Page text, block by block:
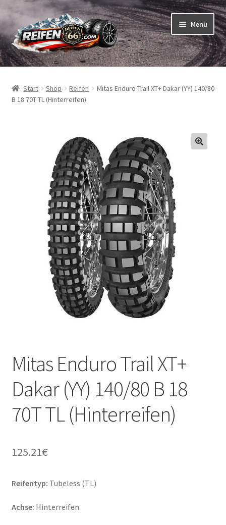
Zur
Navigation
springen
Zum
Inhalt
springen
Menü
Reifen
Schläuche
Reifentests
Start Shop Reifen
Mitas Enduro Trail XT+ Dakar (YY) 140/80
B 18 70T TL (Hinterreifen)
Mitas Enduro Trail XT+
Dakar (YY) 140/80 B 18
70T TL (Hinterreifen)
125.21€
Reifentyp: Tubeless (TL)
Achse: Hinterreifen